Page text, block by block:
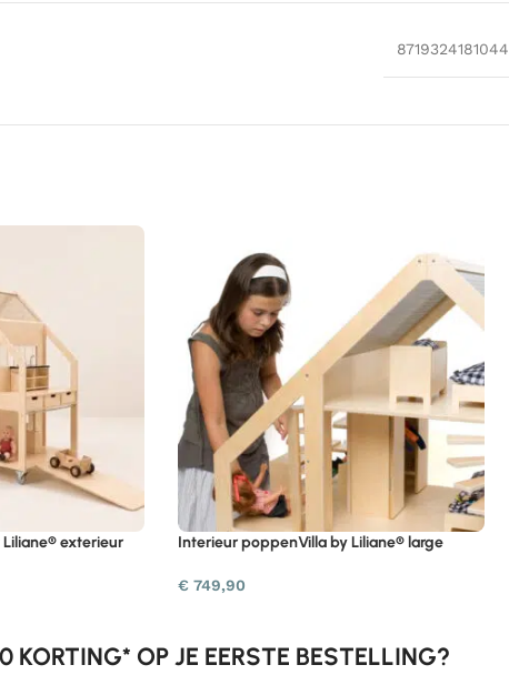
8719324181044
exterieur Interieur poppenVilla by Liliane® large
€ 749,90
KORTING* OP JE EERSTE BESTELLING?